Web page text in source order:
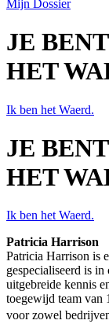
Mijn Dossier
JE BENT
HET
Ik ben het Waerd.
JE BENT
HET
Ik ben het Waerd.
Patricia Harrison
Patricia Harrison is
gespecialiseerd is
uitgebreide kennis
toegewijd team van
voor zowel